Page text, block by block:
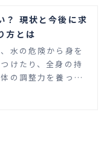
？ 現状と今後に求
方とは
水の危険から身を
けたり、全身の持
の調整力を養った
ります。しかし、
いらない」という